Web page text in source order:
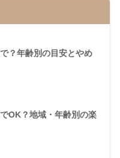
？年齢別の目安とやめ
OK？地域・年齢別の楽